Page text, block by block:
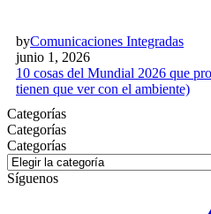
byComunicaciones Integradas
junio 1, 2026
10 cosas del Mundial 2026 que
tienen que ver con el ambiente)
Categorías
Categorías
Categorías
Síguenos